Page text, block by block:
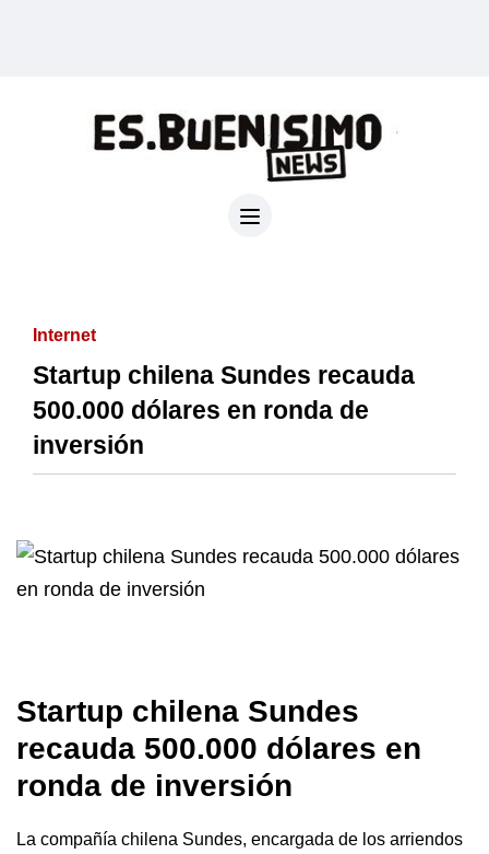
Internet
Startup chilena Sundes recauda
500.000 dólares en ronda de
inversión
Startup chilena Sundes
recauda 500.000 dólares en
ronda de inversión
La compañía chilena Sundes, encargada de los arriendos